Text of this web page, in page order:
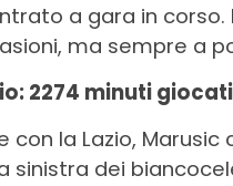
a gara in
ma sempre a
2274 minuti giocati
con la Lazio,
sinistra dei